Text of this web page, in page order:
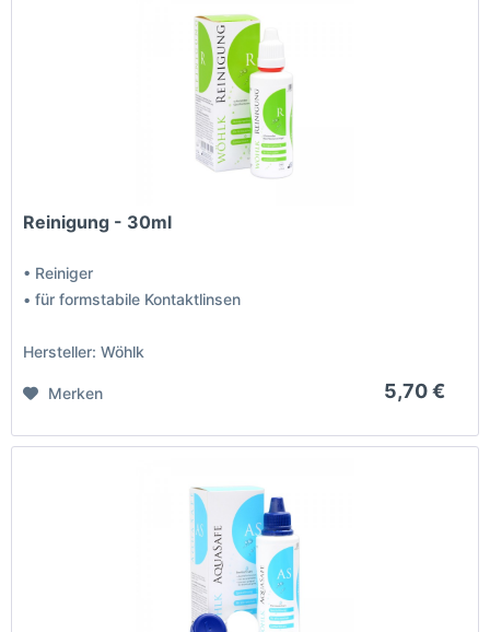
Reinigung - 30ml
• Reiniger
• für formstabile Kontaktlinsen
Hersteller: Wöhlk
5,70 €
Merken